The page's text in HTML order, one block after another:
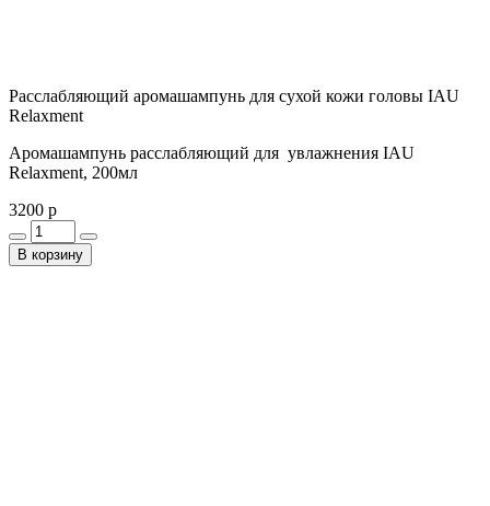
Расслабляющий аромашампунь для сухой кожи головы IAU
Relaxment
Аромашампунь расслабляющий для увлажнения IAU
Relaxment, 200мл
3200 р
В корзину